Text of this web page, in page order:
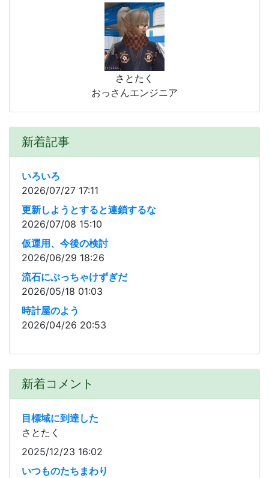
さとたく
おっさんエンジニア
新着記事
いろいろ
2026/07/27 17:11
更新しようとすると連鎖するな
2026/07/08 15:10
仮運用、今後の検討
2026/06/29 18:26
流石にぶっちゃけずぎだ
2026/05/18 01:03
時計屋のよう
2026/04/26 20:53
新着コメント
目標域に到達した
さとたく
2025/12/23 16:02
いつものたちまわり